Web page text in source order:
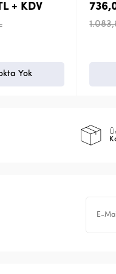
736,08 TL + KDV